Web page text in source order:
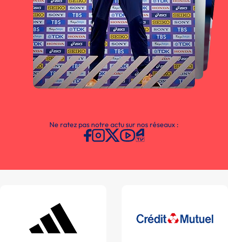
Ne ratez pas notre actu sur nos réseaux :